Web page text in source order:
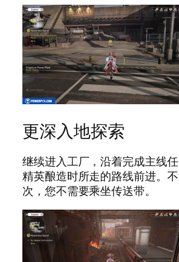
更深入地探索
继续进入工厂，沿着完成主线
精英酿造时所走的路线前进。
次，您不需要乘坐传送带。